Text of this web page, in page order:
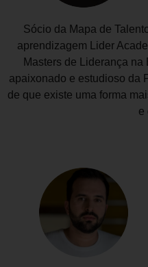
Sócio da Mapa de
aprendizagem Lider
Masters de Liderança
apaixonado e estudioso da
de que existe uma forma
e